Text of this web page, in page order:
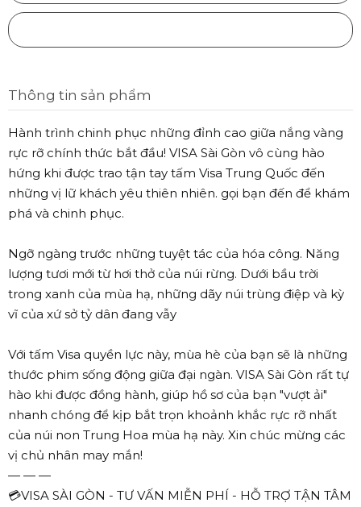
Thông tin sản phẩm
Hành trình chinh phục những đỉnh cao giữa nắng vàng
rực rỡ chính thức bắt đầu! VISA Sài Gòn vô cùng hào
hứng khi được trao tận tay tấm Visa Trung Quốc đến
những vị lữ khách yêu thiên nhiên. gọi bạn đến để khám
phá và chinh phục.
Ngỡ ngàng trước những tuyệt tác của hóa công. Năng
lượng tươi mới từ hơi thở của núi rừng. Dưới bầu trời
trong xanh của mùa hạ, những dãy núi trùng điệp và kỳ
vĩ của xứ sở tỷ dân đang vẫy
Với tấm Visa quyền lực này, mùa hè của bạn sẽ là những
thước phim sống động giữa đại ngàn. VISA Sài Gòn rất tự
hào khi được đồng hành, giúp hồ sơ của bạn "vượt ải"
nhanh chóng để kịp bắt trọn khoảnh khắc rực rỡ nhất
của núi non Trung Hoa mùa hạ này. Xin chúc mừng các
vị chủ nhân may mắn!
— — —
💳VISA SÀI GÒN - TƯ VẤN MIỄN PHÍ - HỖ TRỢ TẬN TÂM